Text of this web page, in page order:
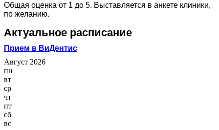
Общая оценка от 1 до 5. Выставляется в анкете клиники,
по желанию.
Актуальное расписание
Прием в ВиДентис
Август 2026
пн
вт
ср
чт
пт
сб
вс